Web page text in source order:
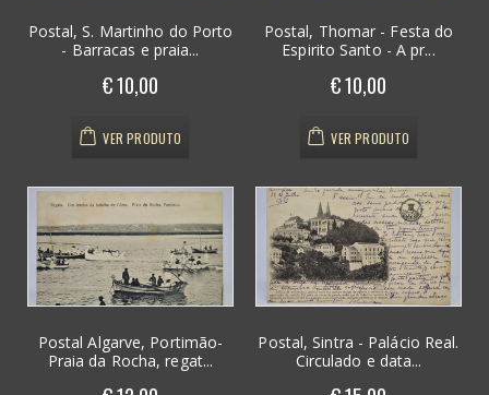
Postal, S. Martinho do Porto
- Barracas e praia...
€ 10,00
VER PRODUTO
Postal, Thomar - Festa do
Espirito Santo - A pr...
€ 10,00
VER PRODUTO
Postal Algarve, Portimão-
Praia da Rocha, regat...
Postal, Sintra - Palácio Real.
Circulado e data...